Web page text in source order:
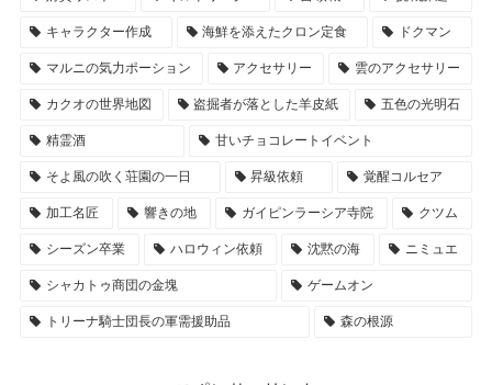
キャラクター作成 海鮮を添えたクロン定食 ドクマン
マルニの気力ポーション アクセサリー 雲のアクセサリー
カクオの世界地図 盗掘者が落とした羊皮紙 五色の光明石
精霊酒 甘いチョコレートイベント
そよ風の吹く荘園の一日 昇級依頼 覚醒コルセア
加工名匠 響きの地 ガイピンラーシア寺院 クツム
シーズン卒業 ハロウィン依頼 沈黙の海 ニミュエ
シャカトゥ商団の金塊 ゲームオン
トリーナ騎士団長の軍需援助品 森の根源